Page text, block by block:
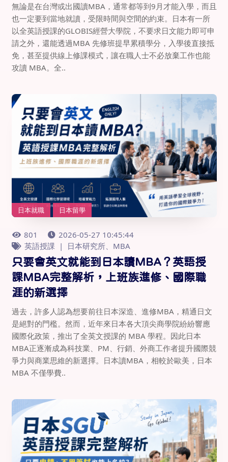
無論是在台灣或出國讀MBA，通常都等到9月才能入學，而且
也一定要到當地就讀，受限時間與空間的約束。日本有一所
以全英語授課的GLOBIS經營大學院，不要求日文能力即可申
請之外，還能透過MBA 先修班提早累積學分，入學後直接抵
免，甚至提供線上修課模式，讓在職人士不必放棄工作也能
攻讀 MBA。全..
日本就職 日本留學
801
2026-05-27 10:45:44
英語授課
日本研究所、MBA
只要會英文就能到日本讀MBA？英語授
課MBA完整解析，上班族進修、國際職
涯的新選擇
過去，許多人認為想要前往日本深造、進修MBA，精通日文
是絕對的門檻。然而，近年來日本各大頂尖商學院紛紛響應
國際化政策，推出了全英文授課的 MBA 學程。因此日本
MBA正逐漸成為科技業、PM、行銷、外商工作者提升國際競
爭力與商業思維的新選擇。日本讀MBA，相較於歐美，日本
MBA 不僅學費..